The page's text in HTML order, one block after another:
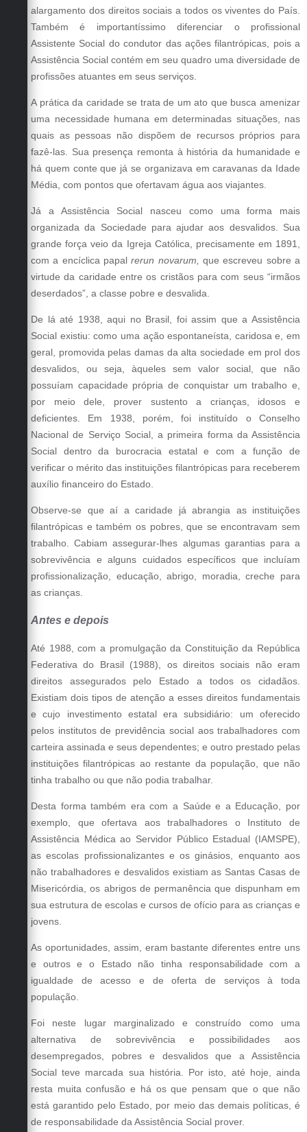
Legislação
Links Úteis
Serviços Online
alargamento dos direitos sociais a todos os viventes do País.
Também é importantíssimo diferenciar o profissional
Assistente Social do condutor das ações filantrópicas, pois a
Assistência Social contém em seu quadro uma diversidade de
profissões atuantes em seus serviços.
A prática da caridade se trata de um ato que busca amenizar
uma necessidade humana em determinadas situações, nas
quais as pessoas não dispõem de recursos próprios para
fazê-las. Sua presença remonta à história da humanidade e
há quem conte que já se organizava em caravanas da Idade
Média, com pontos que ofertavam água aos viajantes.
Já a Assistência Social nasceu como uma forma mais
organizada da Sociedade para ajudar aos desvalidos. Sua
grande força veio da Igreja Católica, precisamente em 1891,
com a encíclica papalrerun novarum,
que escreveu sobre a
virtude da caridade entre os cristãos para com seus “irmãos
deserdados”, a classe pobre e desvalida.
De lá até 1938, aqui no Brasil, foi assim que a Assistência
Social existiu: como uma ação espontaneísta, caridosa e, em
geral, promovida pelas damas da alta sociedade em prol dos
desvalidos, ou seja, àqueles sem valor social, que não
possuíam capacidade própria de conquistar um trabalho e,
por meio dele, prover sustento a crianças, idosos e
deficientes. Em 1938, porém, foi instituído o Conselho
Nacional de Serviço Social, a primeira forma da Assistência
Social dentro da burocracia estatal e com a função de
verificar o mérito das instituições filantrópicas para receberem
auxílio financeiro do Estado.
Observe-se que aí a caridade já abrangia as instituições
filantrópicas e também os pobres, que se encontravam sem
trabalho. Cabiam assegurar-lhes algumas garantias para a
sobrevivência e alguns cuidados específicos que incluíam
profissionalização, educação, abrigo, moradia, creche para
as crianças.
Antes e depois
Até 1988, com a promulgação da Constituição da República
Federativa do Brasil (1988), os direitos sociais não eram
direitos assegurados pelo Estado a todos os cidadãos.
Existiam dois tipos de atenção a esses direitos fundamentais
e cujo investimento estatal era subsidiário: um oferecido
pelos institutos de previdência social aos trabalhadores com
carteira assinada e seus dependentes; e outro prestado pelas
instituições filantrópicas ao restante da população, que não
tinha trabalho ou que não podia trabalhar.
Desta forma também era com a Saúde e a Educação, por
exemplo, que ofertava aos trabalhadores o Instituto de
Assistência Médica ao Servidor Público Estadual (IAMSPE),
as escolas profissionalizantes e os ginásios, enquanto aos
não trabalhadores e desvalidos existiam as Santas Casas de
Misericórdia, os abrigos de permanência que dispunham em
sua estrutura de escolas e cursos de ofício para as crianças e
jovens.
As oportunidades, assim, eram bastante diferentes entre uns
e outros e o Estado não tinha responsabilidade com a
igualdade de acesso e de oferta de serviços à toda
população.
Foi neste lugar marginalizado e construído como uma
alternativa de sobrevivência e possibilidades aos
desempregados, pobres e desvalidos que a Assistência
Social teve marcada sua história. Por isto, até hoje, ainda
resta muita confusão e há os que pensam que o que não
está garantido pelo Estado, por meio das demais políticas, é
de responsabilidade da Assistência Social prover.